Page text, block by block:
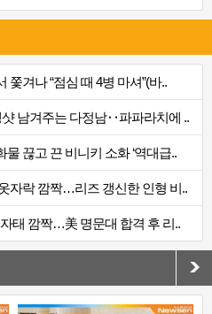
겨나 “점심 때 4병 마셔”(바..
남겨주는 다정남‥파파라치에 ..
끊고 끈 비니키 소화 ‘역대급..
자락 깜짝…리즈 갱신한 인형 비..
태 깜짝…美 명문대 합격 후 리..